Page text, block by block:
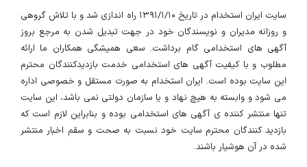
سایت ایران استخدام در تاریخ ۱۳۹۱/۱/۱۰ راه اندازی شد و با تلاش گروهی
و روزانه مدیران و نویسندگان خود در جهت تبدیل شدن به مرجع بروز
آگهی های استخدامی گام برداشت. سعی همیشگی همکاران ما ارائه
مطلوب و با کیفیت آگهی های استخدامی خدمت بازدیدکنندگان محترم
این سایت بوده است. ایران استخدام به صورت مستقل و خصوصی اداره
می شود و وابسته به هیچ نهاد و یا سازمان دولتی نمی باشد، این سایت
تنها منتشر کننده ی آگهی های استخدامی بوده و بنابراین لازم است که
بازدید کنندگان محترم سایت خود نسبت به صحت و سقم اخبار منتشر
شده در آن هوشیار باشند.